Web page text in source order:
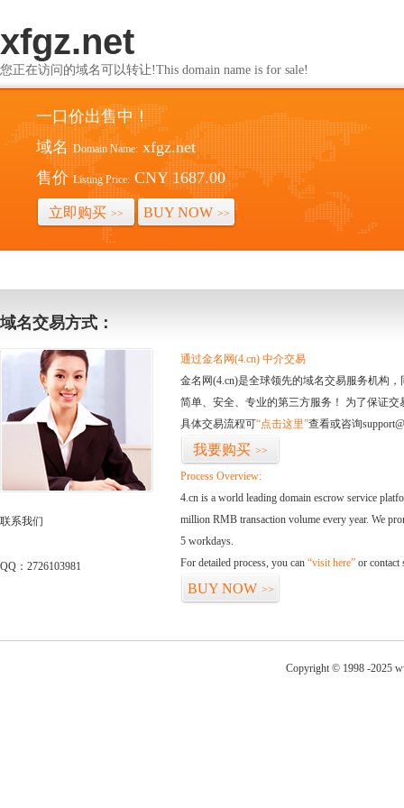
xfgz.net
您正在访问的域名可以转让!This domain name is for sale!
一口价出售中！
域名 Domain Name: xfgz.net
售价 Listing Price: CNY 1687.00
立即购买 >> BUY NOW >>
域名交易方式：
联系我们
QQ：2726103981
通过金名网(4.cn) 中介交易
金名网(4.cn)是全球领先的域名交易服务机构
简单、安全、专业的第三方服务！ 为了保证
具体交易流程可“点击这里”查看或咨询
我要购买 >>
Process Overview:
4.cn is a world leading domain escrow service
million RMB transaction volume every year. We
5 workdays.
For detailed process, you can “visit here” or contact
BUY NOW >>
Copyright © 1998 -2025